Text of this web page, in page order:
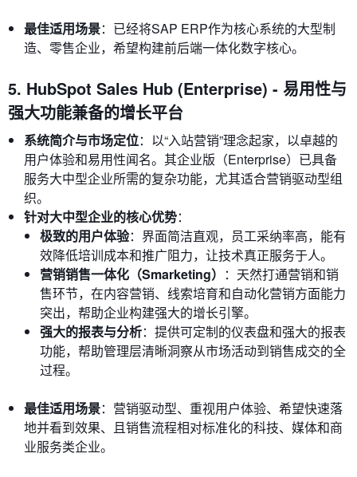
最佳适用场景：已经将SAP ERP作为核心系统的大型制
造、零售企业，希望构建前后端一体化数字核心。
5. HubSpot Sales Hub (Enterprise) - 易用性与
强大功能兼备的增长平台
系统简介与市场定位：以“入站营销”理念起家，以卓越的
用户体验和易用性闻名。其企业版（Enterprise）已具备
服务大中型企业所需的复杂功能，尤其适合营销驱动型组
织。
针对大中型企业的核心优势：
极致的用户体验：界面简洁直观，员工采纳率高，能有
效降低培训成本和推广阻力，让技术真正服务于人。
营销销售一体化（Smarketing） ：天然打通营销和销
售环节，在内容营销、线索培育和自动化营销方面能力
突出，帮助企业构建强大的增长引擎。
强大的报表与分析：提供可定制的仪表盘和强大的报表
功能，帮助管理层清晰洞察从市场活动到销售成交的全
过程。
最佳适用场景：营销驱动型、重视用户体验、希望快速落
地并看到效果、且销售流程相对标准化的科技、媒体和商
业服务类企业。